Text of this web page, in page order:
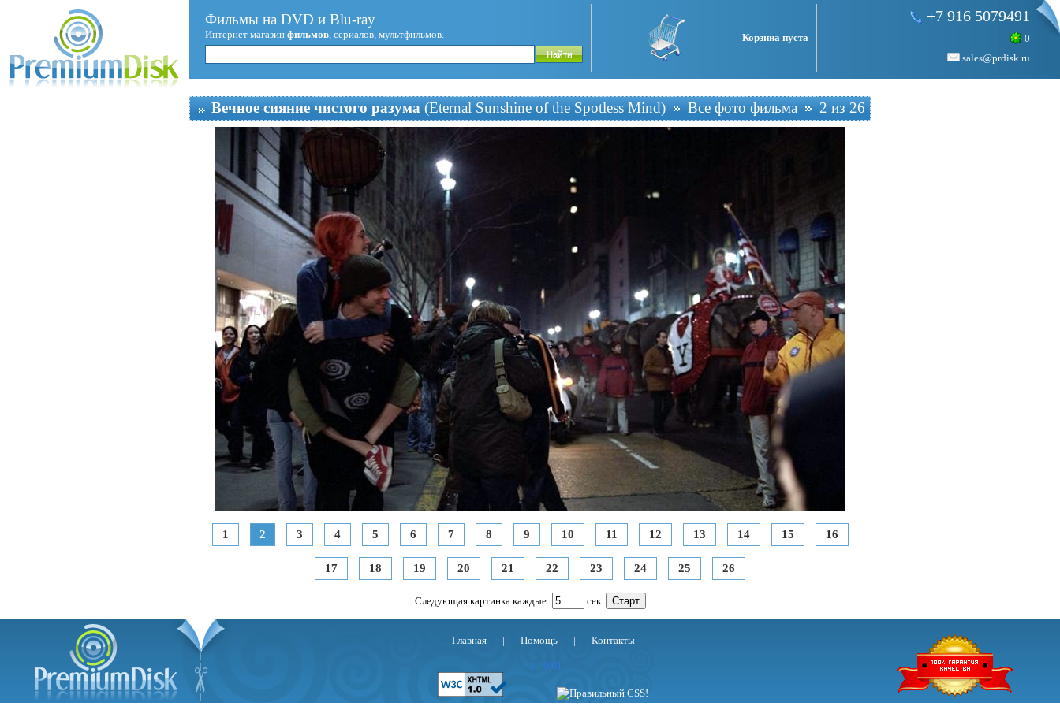
Фильмы на DVD и Blu-ray
Интернет магазин фильмов, сериалов, мультфильмов. Корзина пуста
+7 916 5079491
0
sales@prdisk.ru
Вечное сияние чистого разума (Eternal Sunshine of the Spotless Mind) Все фото фильма 2 из 26
1 2 3 4 5 6 7 8 9 10 11 12 13 14 15 16
17 18 19 20 21 22 23 24 25 26
Следующая картинка каждые: сек.
Главная | Помощь | Контакты
41 : 0.01